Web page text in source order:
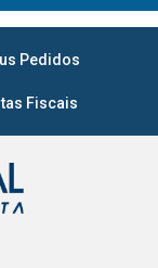
Pedidos
Fiscais